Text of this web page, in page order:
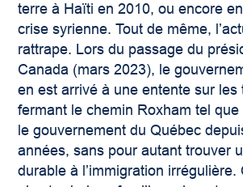
terre à Haïti en 2010, ou encore
crise syrienne. Tout de même,
rattrape. Lors du passage du
Canada (mars 2023), le
en est arrivé à une entente sur les
fermant le chemin Roxham tel
le gouvernement du Québec
années, sans pour autant trouver
durable à l’immigration